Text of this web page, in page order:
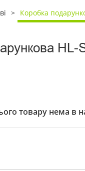
Коробка
HL-
товару нема в